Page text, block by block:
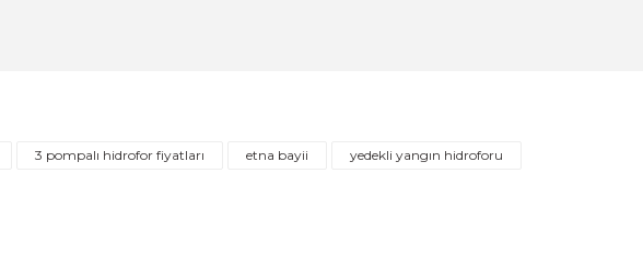
3 pompalı hidrofor fiyatları etna bayii
yedekli yangın hidroforu